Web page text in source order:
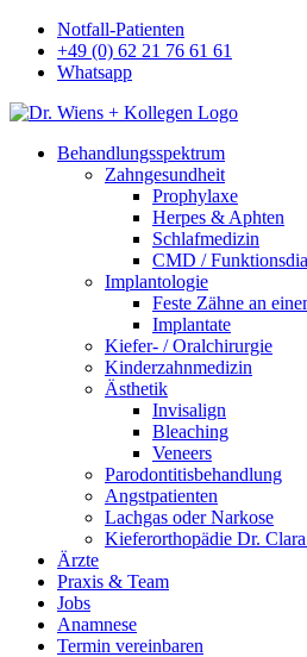
Notfall-Patienten
+49 (0) 62 21 76 61 61
Whatsapp
Behandlungsspektrum
Zahngesundheit
Prophylaxe
Herpes & Aphten
Schlafmedizin
CMD /
Implantologie
Feste Zähne an
Implantate
Kiefer- / Oralchirurgie
Kinderzahnmedizin
Ästhetik
Invisalign
Bleaching
Veneers
Parodontitisbehandlung
Angstpatienten
Lachgas oder Narkose
Kieferorthopädie Dr.
Ärzte
Praxis & Team
Jobs
Anamnese
Termin vereinbaren